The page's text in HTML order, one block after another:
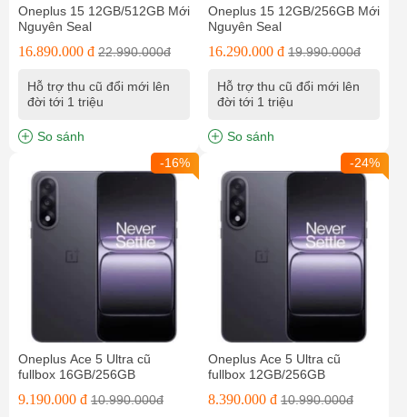
Oneplus 15 12GB/512GB Mới
Nguyên Seal
16.890.000 đ 22.990.000đ
Hỗ trợ thu cũ đổi mới lên
đời tới 1 triệu
So sánh
Oneplus 15 12GB/256GB Mới
Nguyên Seal
16.290.000 đ 19.990.000đ
Hỗ trợ thu cũ đổi mới lên
đời tới 1 triệu
So sánh
-16%
Oneplus Ace 5 Ultra cũ
fullbox 16GB/256GB
9.190.000 đ 10.990.000đ
-24%
Oneplus Ace 5 Ultra cũ
fullbox 12GB/256GB
8.390.000 đ 10.990.000đ